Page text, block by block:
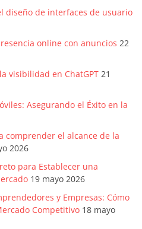
diseño de interfaces de usuario
online con anuncios 22
visibilidad en ChatGPT 21
Asegurando el Éxito en la
comprender el alcance de la
2026
para Establecer una
19 mayo 2026
y Empresas: Cómo
Competitivo 18 mayo